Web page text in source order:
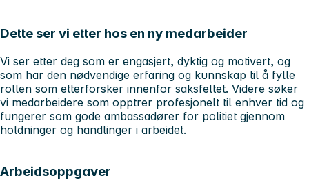
Dette ser vi etter hos en ny medarbeider
Vi ser etter deg som er engasjert, dyktig og motivert, og
som har den nødvendige erfaring og kunnskap til å fylle
rollen som etterforsker innenfor saksfeltet. Videre søker
vi medarbeidere som opptrer profesjonelt til enhver tid og
fungerer som gode ambassadører for politiet gjennom
holdninger og handlinger i arbeidet.
Arbeidsoppgaver